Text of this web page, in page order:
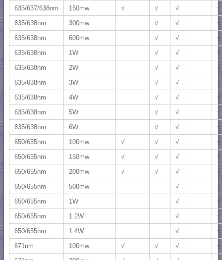
635/637/638nm
150mw √ √ √
√
635/638nm
300mw √ √
√
635/638nm
600mw √ √
√
635/638nm
1W √ √
√
635/638nm
2W √ √
√
635/638nm
3W √ √
√
635/638nm
4W √ √
√
635/638nm
5W √ √
√
635/638nm
6W √ √
√
650/655nm
100mw √ √ √
√
650/655nm
150mw √ √ √
√
650/655nm
200mw √ √ √
√
650/655nm
500mw √
√
650/655nm
1W √
√
650/655nm
1.2W √
√
650/655nm
1.4W √
√
671nm
100mw √ √ √
√